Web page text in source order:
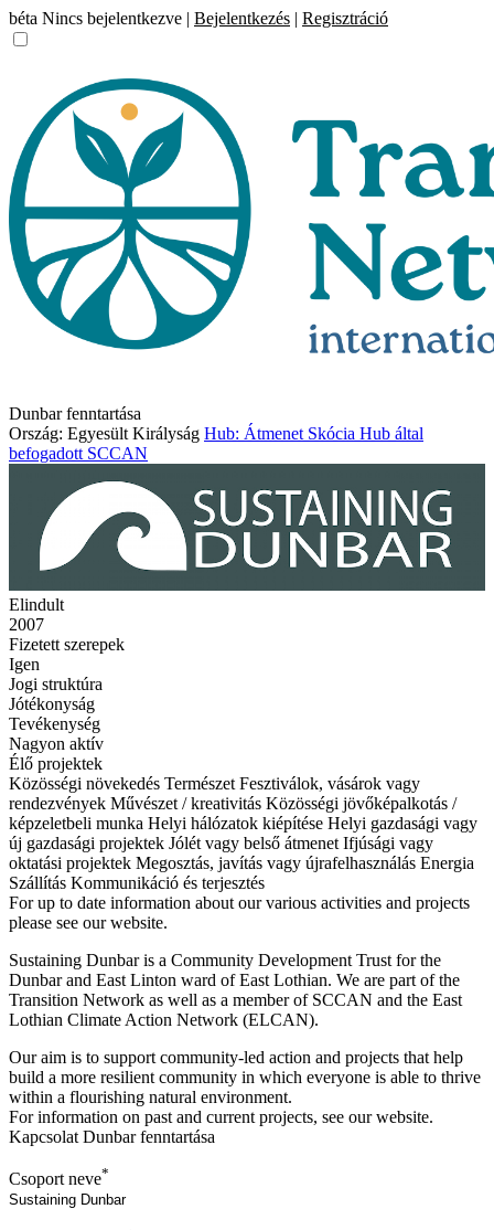
béta Nincs bejelentkezve | Bejelentkezés | Regisztráció
Dunbar fenntartása
Ország: Egyesült Királyság Hub: Átmenet Skócia Hub által
befogadott SCCAN
Elindult
2007
Fizetett szerepek
Igen
Jogi struktúra
Jótékonyság
Tevékenység
Nagyon aktív
Élő projektek
Közösségi növekedés Természet Fesztiválok, vásárok vagy
rendezvények Művészet / kreativitás Közösségi jövőképalkotás /
képzeletbeli munka Helyi hálózatok kiépítése Helyi gazdasági vagy
új gazdasági projektek Jólét vagy belső átmenet Ifjúsági vagy
oktatási projektek Megosztás, javítás vagy újrafelhasználás Energia
Szállítás Kommunikáció és terjesztés
For up to date information about our various activities and projects
please see our website.
Sustaining Dunbar is a Community Development Trust for the
Dunbar and East Linton ward of East Lothian. We are part of the
Transition Network as well as a member of SCCAN and the East
Lothian Climate Action Network (ELCAN).
Our aim is to support community-led action and projects that help
build a more resilient community in which everyone is able to thrive
within a flourishing natural environment.
For information on past and current projects, see our website.
Kapcsolat Dunbar fenntartása
Csoport neve*